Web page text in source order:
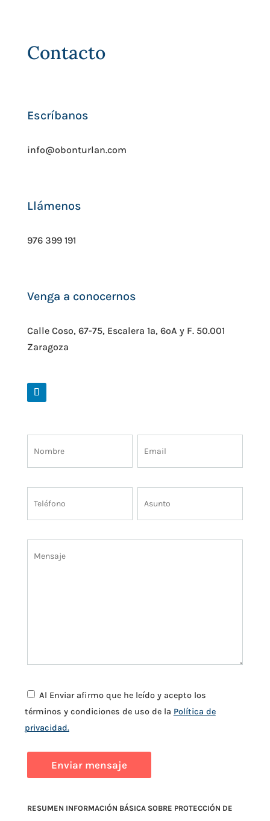
Contacto
Escríbanos
info@obonturlan.com
Llámenos
976 399 191
Venga a conocernos
Calle Coso, 67-75, Escalera 1ª, 6ºA y F. 50.001
Zaragoza
Al Enviar afirmo que he leído y acepto los
términos y condiciones de uso de la Política de
privacidad.
RESUMEN INFORMACIÓN BÁSICA SOBRE PROTECCIÓN DE